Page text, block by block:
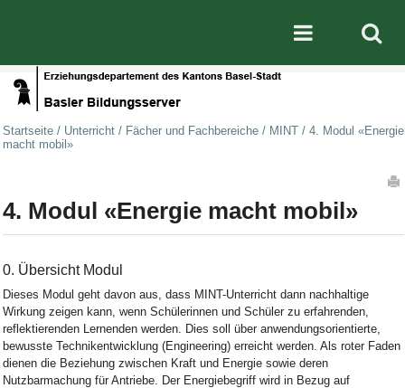
Mobile
Startseite / Unterricht / Fächer und Fachbereiche / MINT / 4. Modul «Energie
macht mobil»
4. Modul «Energie macht mobil»
0. Übersicht Modul
Dieses Modul geht davon aus, dass MINT-Unterricht dann nachhaltige
Wirkung zeigen kann, wenn Schülerinnen und Schüler zu erfahrenden,
reflektierenden Lernenden werden. Dies soll über anwendungsorientierte,
bewusste Technikentwicklung (Engineering) erreicht werden. Als roter Faden
dienen die Beziehung zwischen Kraft und Energie sowie deren
Nutzbarmachung für Antriebe. Der Energiebegriff wird in Bezug auf